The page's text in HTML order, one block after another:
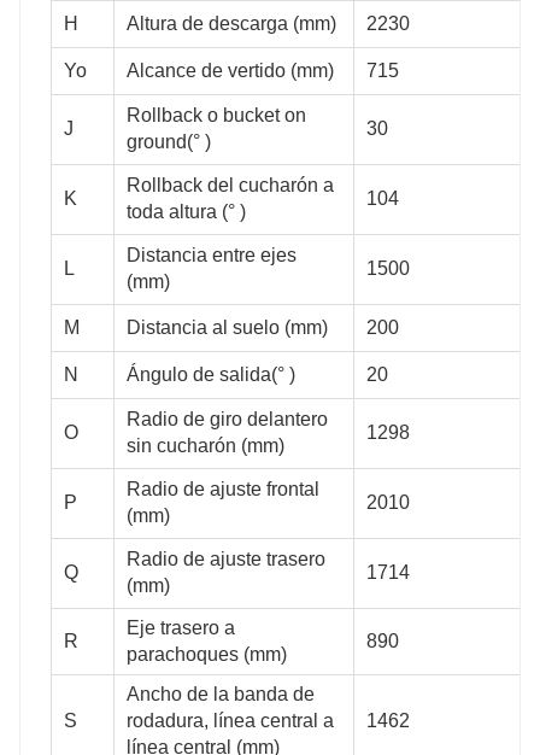
H Altura de descarga (mm) 2230
Yo Alcance de vertido (mm) 715
J
Rollback o bucket on
ground(° )
30
K
Rollback del cucharón a
toda altura (° )
104
L
Distancia entre ejes
(mm)
1500
M Distancia al suelo (mm) 200
N Ángulo de salida(° ) 20
O
Radio de giro delantero
sin cucharón (mm)
1298
P
Radio de ajuste frontal
(mm)
2010
Q
Radio de ajuste trasero
(mm)
1714
R
Eje trasero a
parachoques (mm)
890
S
Ancho de la banda de
rodadura, línea central a
línea central (mm)
1462
2160
2983
3000
3700